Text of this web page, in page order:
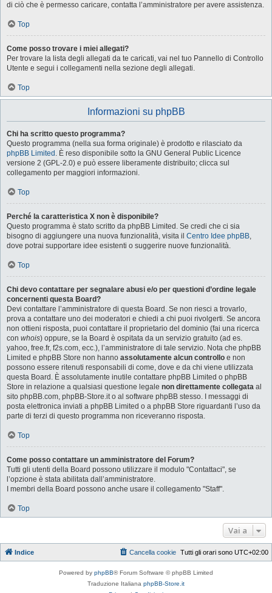
di ciò che è permesso caricare, contatta l’amministratore per avere assistenza.
Top
Come posso trovare i miei allegati?
Per trovare la lista degli allegati da te caricati, vai nel tuo Pannello di Controllo
Utente e segui i collegamenti nella sezione degli allegati.
Top
Informazioni su phpBB
Chi ha scritto questo programma?
Questo programma (nella sua forma originale) è prodotto e rilasciato da
phpBB Limited . È reso disponibile sotto la GNU General Public Licence
versione 2 (GPL-2.0) e può essere liberamente distribuito; clicca sul
collegamento per maggiori informazioni.
Top
Perché la caratteristica X non è disponibile?
Questo programma è stato scritto da phpBB Limited. Se credi che ci sia
bisogno di aggiungere una nuova funzionalità, visita il Centro Idee phpBB,
dove potrai supportare idee esistenti o suggerire nuove funzionalità.
Top
Chi devo contattare per segnalare abusi e/o per questioni d’ordine legale
concernenti questa Board?
Devi contattare l’amministratore di questa Board. Se non riesci a trovarlo,
prova a contattare uno dei moderatori e chiedi a chi puoi rivolgerti. Se ancora
non ottieni risposta, puoi contattare il proprietario del dominio (fai una ricerca
con whois) oppure, se la Board è ospitata da un servizio gratuito (ad es.
yahoo, free.fr, f2s.com, ecc.), l’amministratore di tale servizio. Nota che phpBB
Limited e phpBB Store non hanno assolutamente alcun controllo e non
possono essere ritenuti responsabili di come, dove e da chi viene utilizzata
questa Board. È assolutamente inutile contattare phpBB Limited o phpBB
Store in relazione a qualsiasi questione legale non direttamente collegata al
sito phpBB.com, phpBB-Store.it o al software phpBB stesso. I messaggi di
posta elettronica inviati a phpBB Limited o a phpBB Store riguardanti l’uso da
parte di terzi di questo programma non riceveranno risposta.
Top
Come posso contattare un amministratore del Forum?
Tutti gli utenti della Board possono utilizzare il modulo "Contattaci", se
l’opzione è stata abilitata dall’amministratore.
I membri della Board possono anche usare il collegamento "Staff".
Top
Vai a
Indice Tutti gli orari sono UTC+02:00
Cancella cookie
Powered by phpBB® Forum Software © phpBB Limited
Traduzione Italiana phpBB-Store.it